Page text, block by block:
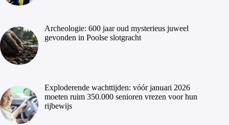
Archeologie: 600 jaar oud mysterieus juweel
gevonden in Poolse slotgracht
Exploderende wachttijden: vóór januari 2026
moeten ruim 350.000 senioren vrezen voor hun
rijbewijs